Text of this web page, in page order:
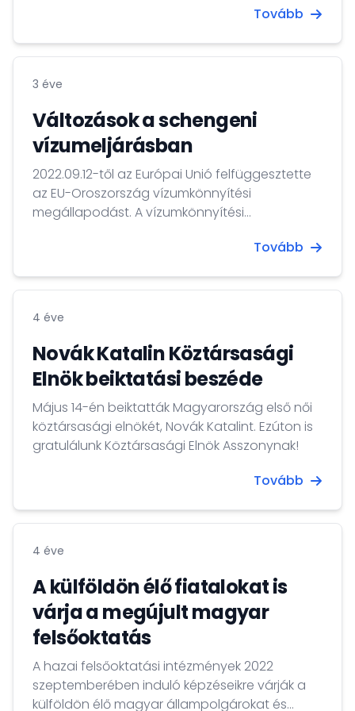
és a Nemzeti Közszolgálati Egyetem szakmai
Tovább
3 éve
Változások a schengeni
vízumeljárásban
2022.09.12-től az Európai Unió felfüggesztette
az EU-Oroszország vízumkönnyítési
megállapodást. A vízumkönnyítési
schengeni vízumkiadás a Vízumkódex előírásai
Tovább
4 éve
Novák Katalin Köztársasági
Elnök beiktatási beszéde
Május 14-én beiktatták Magyarország első női
köztársasági elnökét, Novák Katalint. Ezúton is
gratulálunk Köztársasági Elnök Asszonynak!
Tovább
4 éve
A külföldön élő fiatalokat is
várja a megújult magyar
felsőoktatás
A hazai felsőoktatási intézmények 2022
szeptemberében induló képzéseikre várják a
külföldön élő magyar állampolgárokat és